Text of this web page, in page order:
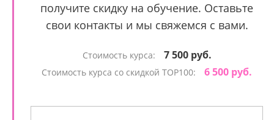
получите скидку на обучение. Оставьте
свои контакты и мы свяжемся с вами.
Стоимость курса: 7 500 руб.
Стоимость курса со скидкой TOP100: 6 500 руб.